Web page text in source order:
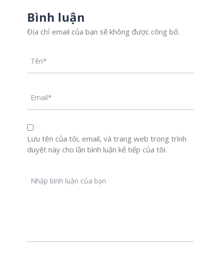
Bình luận
Địa chỉ email của bạn sẽ không được công bố.
Lưu tên của tôi, email, và trang web trong trình
duyệt này cho lần bình luận kế tiếp của tôi.